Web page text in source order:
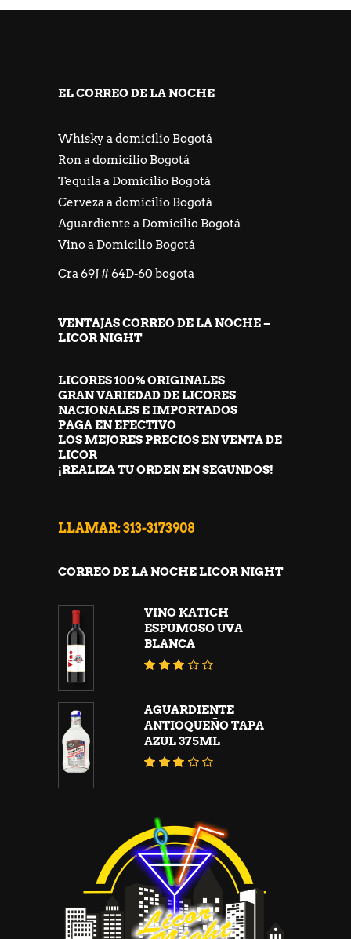
EL CORREO DE LA NOCHE
Whisky a domicilio Bogotá
Ron a domicilio Bogotá
Tequila a Domicilio Bogotá
Cerveza a domicilio Bogotá
Aguardiente a Domicilio Bogotá
Vino a Domicilio Bogotá
Cra 69J # 64D-60 bogota
VENTAJAS CORREO DE LA NOCHE –
LICOR NIGHT
LICORES 100% ORIGINALES
GRAN VARIEDAD DE LICORES
NACIONALES E IMPORTADOS
PAGA EN EFECTIVO
LOS MEJORES PRECIOS EN VENTA DE
LICOR
¡REALIZA TU ORDEN EN SEGUNDOS!
LLAMAR: 313-3173908
CORREO DE LA NOCHE LICOR NIGHT
VINO KATICH
ESPUMOSO UVA
BLANCA
AGUARDIENTE
ANTIOQUEÑO TAPA
AZUL 375ML